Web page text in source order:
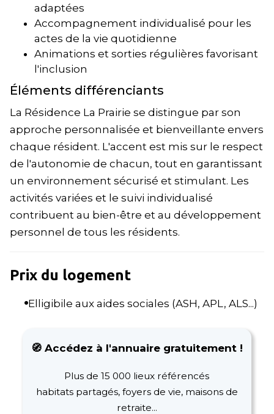
adaptées
Accompagnement individualisé pour les
actes de la vie quotidienne
Animations et sorties régulières favorisant
l'inclusion
Éléments différenciants
La Résidence La Prairie se distingue par son
approche personnalisée et bienveillante envers
chaque résident. L'accent est mis sur le respect
de l'autonomie de chacun, tout en garantissant
un environnement sécurisé et stimulant. Les
activités variées et le suivi individualisé
contribuent au bien-être et au développement
personnel de tous les résidents.
Prix du logement
Elligibile aux aides sociales (ASH, APL, ALS...)
🧭 Accédez à l'annuaire gratuitement !
Plus de 15 000 lieux référencés
habitats partagés, foyers de vie, maisons de
retraite...